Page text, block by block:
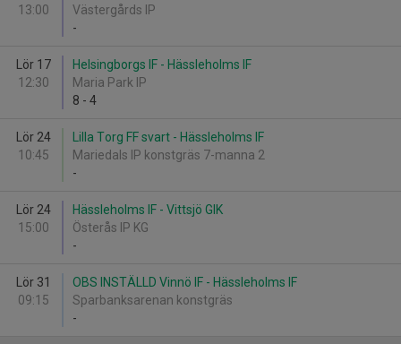
13:00
Västergårds IP
-
Lör 17
12:30
Helsingborgs IF - Hässleholms IF
Maria Park IP
8 - 4
Lör 24
10:45
Lilla Torg FF svart - Hässleholms IF
Mariedals IP konstgräs 7-manna 2
-
Lör 24
15:00
Hässleholms IF - Vittsjö GIK
Österås IP KG
-
Lör 31
09:15
OBS INSTÄLLD Vinnö IF - Hässleholms IF
Sparbanksarenan konstgräs
-